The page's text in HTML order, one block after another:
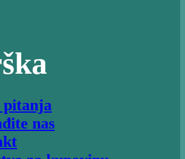
pitanja
nas